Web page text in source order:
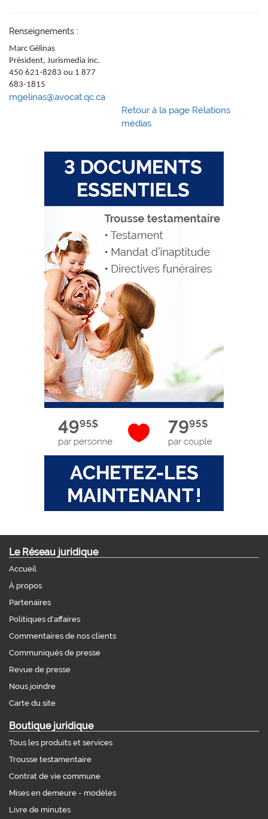
Renseignements :
Marc Gélinas
Président, Jurismedia inc.
450 621-8283 ou 1 877
683-1815
mgelinas@avocat.qc.ca
Retour à la page Relations
médias
Le Réseau juridique
Accueil
À propos
Partenaires
Politiques d'affaires
Commentaires de nos clients
Communiqués de presse
Revue de presse
Nous joindre
Carte du site
Boutique juridique
Tous les produits et services
Trousse testamentaire
Contrat de vie commune
Mises en demeure - modèles
Livre de minutes